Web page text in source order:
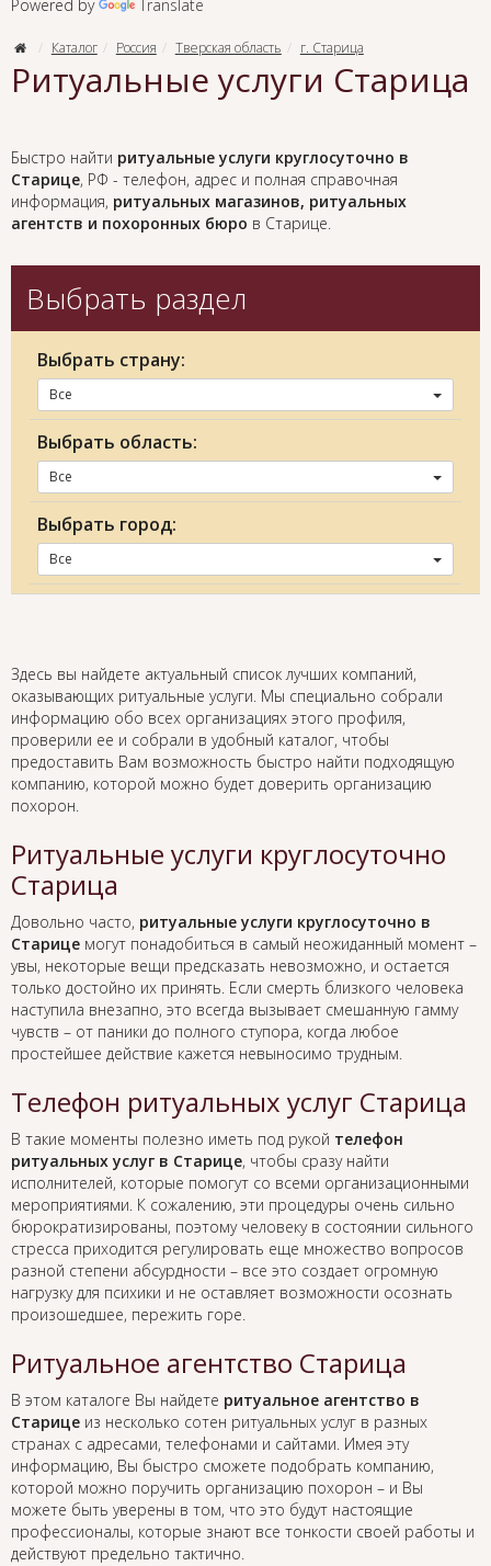
Powered by Translate
Каталог Россия Тверская область г. Старица
Ритуальные услуги Старица
Быстро найти ритуальные услуги круглосуточно в
Старице, РФ - телефон, адрес и полная справочная
информация, ритуальных магазинов, ритуальных
агентств и похоронных бюро в Старице.
Выбрать раздел
Выбрать страну:
Все
Выбрать область:
Все
Выбрать город:
Все
Здесь вы найдете актуальный список лучших компаний,
оказывающих ритуальные услуги. Мы специально собрали
информацию обо всех организациях этого профиля,
проверили ее и собрали в удобный каталог, чтобы
предоставить Вам возможность быстро найти подходящую
компанию, которой можно будет доверить организацию
похорон.
Ритуальные услуги круглосуточно
Старица
Довольно часто, ритуальные услуги круглосуточно в
Старице могут понадобиться в самый неожиданный момент –
увы, некоторые вещи предсказать невозможно, и остается
только достойно их принять. Если смерть близкого человека
наступила внезапно, это всегда вызывает смешанную гамму
чувств – от паники до полного ступора, когда любое
простейшее действие кажется невыносимо трудным.
Телефон ритуальных услуг Старица
В такие моменты полезно иметь под рукой телефон
ритуальных услуг в Старице, чтобы сразу найти
исполнителей, которые помогут со всеми организационными
мероприятиями. К сожалению, эти процедуры очень сильно
бюрократизированы, поэтому человеку в состоянии сильного
стресса приходится регулировать еще множество вопросов
разной степени абсурдности – все это создает огромную
нагрузку для психики и не оставляет возможности осознать
произошедшее, пережить горе.
Ритуальное агентство Старица
В этом каталоге Вы найдете ритуальное агентство в
Старице из несколько сотен ритуальных услуг в разных
странах с адресами, телефонами и сайтами. Имея эту
информацию, Вы быстро сможете подобрать компанию,
которой можно поручить организацию похорон – и Вы
можете быть уверены в том, что это будут настоящие
профессионалы, которые знают все тонкости своей работы и
действуют предельно тактично.